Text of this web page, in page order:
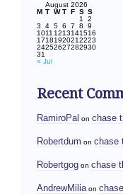
August 2026
M T W T F S S
1
2
3
4 5 6 7 8
9
1011 1213141516
17181920212223
24252627282930
31
« Jul
Recent
RamiroPal on chase
Robertdum on chase
Robertgog on chase
AndrewMilia on